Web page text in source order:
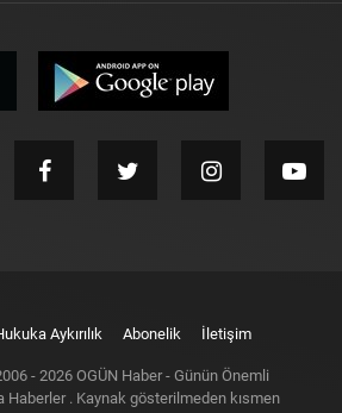
Aykırılık Abonelik İletişim
- 2026 OGÜN Haber - Günün Önemli
Haberler . Kaynak gösterilmeden kısmen